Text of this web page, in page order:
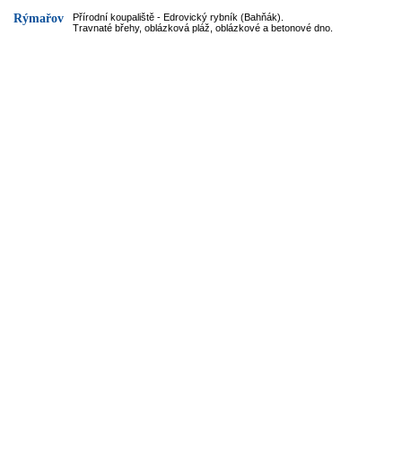
Rýmařov
Přírodní koupaliště - Edrovický rybník (Bahňák).
Travnaté břehy, oblázková pláž, oblázkové a betonové dno.